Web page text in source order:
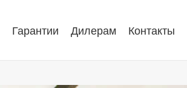
Гарантии Дилерам Контакты